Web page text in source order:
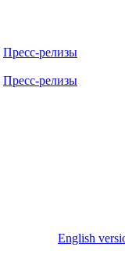
Пресс-релизы
Пресс-релизы
English